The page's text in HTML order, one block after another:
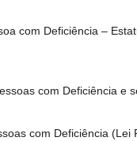
com Deficiência –
com Deficiência e
com Deficiência (Lei